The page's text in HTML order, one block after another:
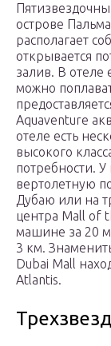
острове
располагает
открывается
залив. В отеле
можно
Aquaventure
отеле есть
высокого
потребности. У
вертолетную
Дубаю или на
центра Mall of
машине за 20
3 км.
Dubai Mall
Atlantis.